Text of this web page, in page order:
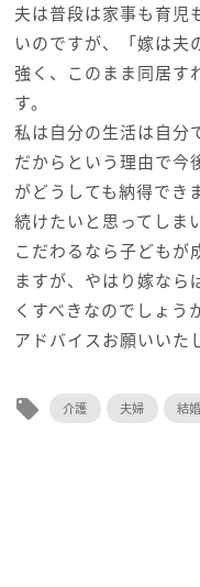
夫は普段は家事も育児
いのですが、「嫁は夫
強く、このまま同居す
す。
私は自分の生活は自分
だからという理由で今
がどうしても納得でき
続けたいと思ってしま
こだわるなら子どもが
ますが、やはり嫁なら
くすべきなのでしょう
アドバイスお願いいた
local_offer 介護 夫婦 結婚